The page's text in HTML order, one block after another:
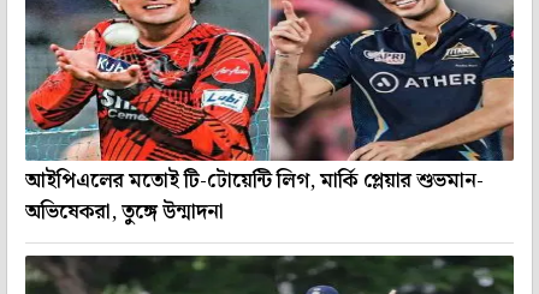
আইপিএলের মতোই টি-টোয়েন্টি লিগ, মার্কি প্লেয়ার শুভমান-
অভিষেকরা, তুঙ্গে উন্মাদনা